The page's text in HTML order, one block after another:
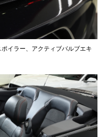
イラー、アクティブバルブエキ